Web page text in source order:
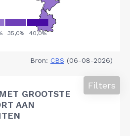
Bron: CBS (06-08-2026)
GROOTSTE
AAN
Filters